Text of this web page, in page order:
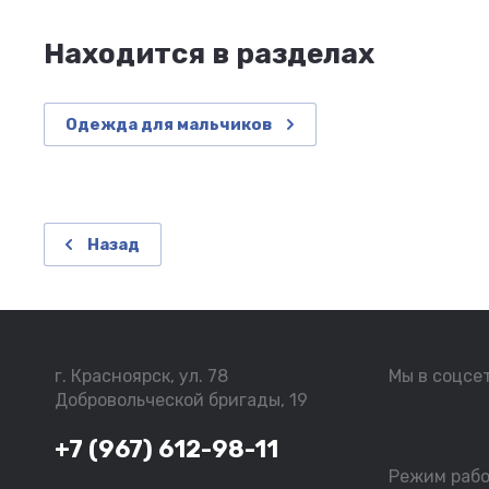
Находится в разделах
Одежда для мальчиков
Назад
г. Красноярск, ул. 78
Добровольческой бригады, 19
+7 (967) 612-98-11
Мы в
Режим